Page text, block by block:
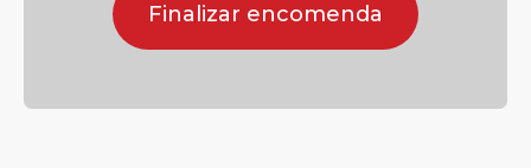
Finalizar encomenda